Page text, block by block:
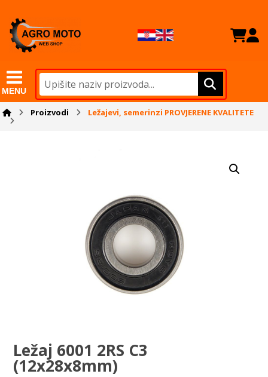
MENU
Proizvodi Ležajevi, semerinzi PROVJERENE KVALITETE
Ležaj 6001 2RS C3
(12x28x8mm)